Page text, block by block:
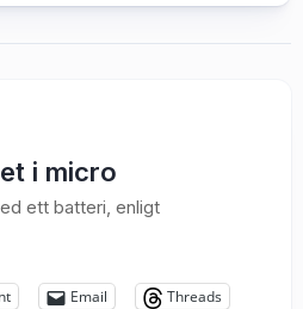
i micro
ett batteri, enligt
Email
Threads